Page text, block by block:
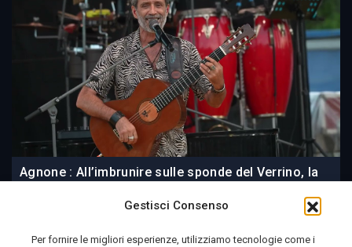
Gestisci Consenso
Per fornire le migliori esperienze, utilizziamo tecnologie come i
Agnone : All’imbrunire sulle sponde del Verrino, la